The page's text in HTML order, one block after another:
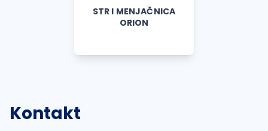
STR I MENJAČNICA
ORION
Kontakt